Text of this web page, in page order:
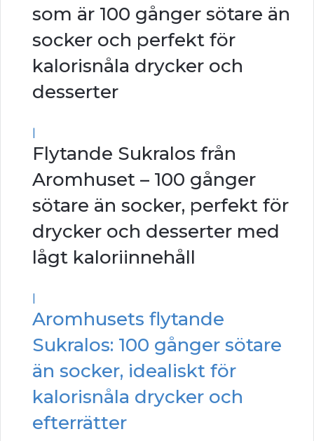
som är 100 gånger sötare än
socker och perfekt för
kalorisnåla drycker och
desserter
|
Flytande Sukralos från
Aromhuset – 100 gånger
sötare än socker, perfekt för
drycker och desserter med
lågt kaloriinnehåll
|
Aromhusets flytande
Sukralos: 100 gånger sötare
än socker, idealiskt för
kalorisnåla drycker och
efterrätter